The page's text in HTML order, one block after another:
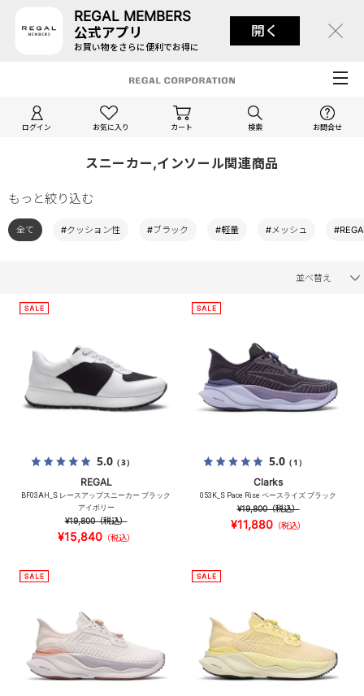
REGAL MEMBERS
公式アプリ
お買い物をさらに便利でお得に
開く
ログイン お気に入り カート 検索 お問合せ
スニーカー,インソール関連商品
もっと絞り込む
全て #クッション性 #ブラック #軽量 #メッシュ
並べ替え
5.0（3）
REGAL
BF03AH_S レースアップスニーカー ブラック
アイボリー
¥19,800（税込）
¥15,840（税込）
5.0（1）
Clarks
053K_S Pace Rise ペースライズ ブラック
¥19,800（税込）
¥11,880 （税込）